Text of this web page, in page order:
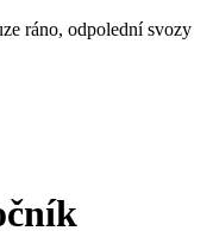
ráno, odpolední svozy